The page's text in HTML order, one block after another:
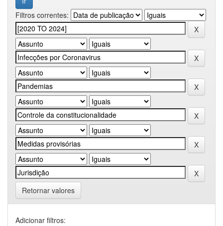
Filtros correntes:
Retornar valores
Adicionar filtros: